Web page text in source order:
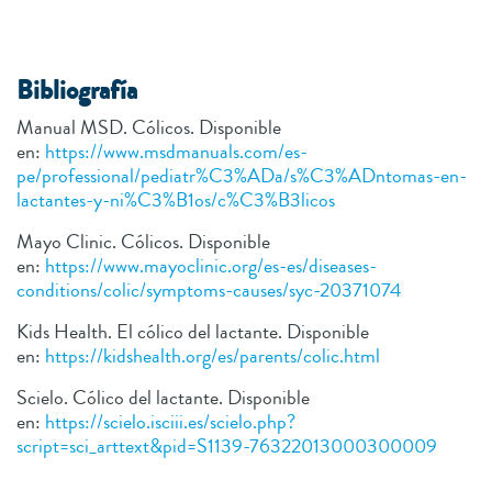
Bibliografía
Manual MSD. Cólicos. Disponible
en: https://www.msdmanuals.com/es-
pe/professional/pediatr%C3%ADa/s%C3%ADntomas-en-
lactantes-y-ni%C3%B1os/c%C3%B3licos
Mayo Clinic. Cólicos. Disponible
en: https://www.mayoclinic.org/es-es/diseases-
conditions/colic/symptoms-causes/syc-20371074
Kids Health. El cólico del lactante. Disponible
en: https://kidshealth.org/es/parents/colic.html
Scielo. Cólico del lactante. Disponible
en: https://scielo.isciii.es/scielo.php?
script=sci_arttext&pid=S1139-76322013000300009